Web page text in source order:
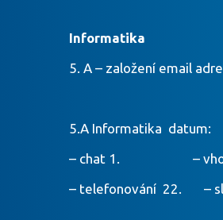
Informatika
5. A – založení email
5.A Informatika datum:
– chat 1. – vhodné
– telefonování 22. –